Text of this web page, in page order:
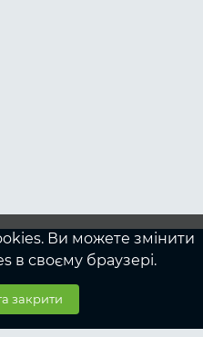
Ви можете змінити
в своєму браузері.
закрити